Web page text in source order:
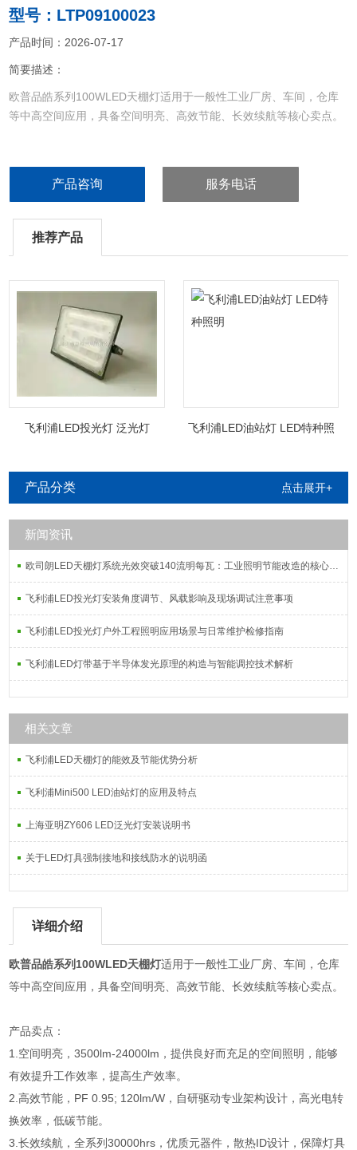
型号：LTP09100023
产品时间：2026-07-17
简要描述：
欧普品皓系列100WLED天棚灯适用于一般性工业厂房、车间，仓库
等中高空间应用，具备空间明亮、高效节能、长效续航等核心卖点。
产品咨询 服务电话
推荐产品
飞利浦LED投光灯 泛光灯
飞利浦LED油站灯 LED特种照
产品分类 点击展开+
新闻资讯
欧司朗LED天棚灯系统光效突破140流明每瓦：工业照明节能改造的核心指标解析
飞利浦LED投光灯安装角度调节、风载影响及现场调试注意事项
飞利浦LED投光灯户外工程照明应用场景与日常维护检修指南
飞利浦LED灯带基于半导体发光原理的构造与智能调控技术解析
相关文章
飞利浦LED天棚灯的能效及节能优势分析
飞利浦Mini500 LED油站灯的应用及特点
上海亚明ZY606 LED泛光灯安装说明书
关于LED灯具强制接地和接线防水的说明函
详细介绍
欧普品皓系列100WLED天棚灯适用于一般性工业厂房、车间，仓库
等中高空间应用，具备空间明亮、高效节能、长效续航等核心卖点。
产品卖点：
1.空间明亮，3500lm-24000lm，提供良好而充足的空间照明，能够
有效提升工作效率，提高生产效率。
2.高效节能，PF 0.95; 120lm/W，自研驱动专业架构设计，高光电转
换效率，低碳节能。
3.长效续航，全系列30000hrs，优质元器件，散热ID设计，保障灯具